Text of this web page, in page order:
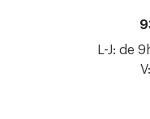
L-J: de